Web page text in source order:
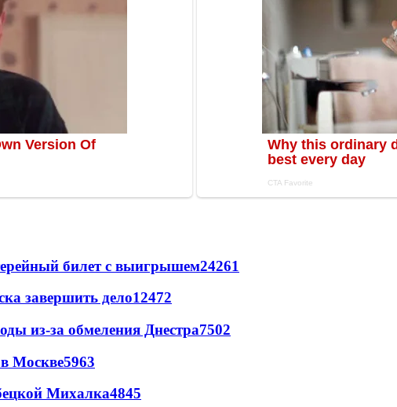
билет с выигрышем24261
завершить дело12472
из-за обмеления Днестра7502
Москве5963
Михалка4845